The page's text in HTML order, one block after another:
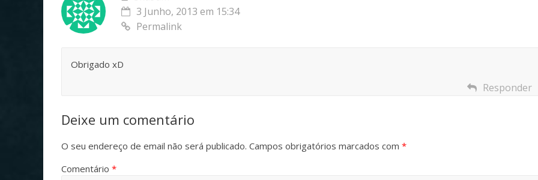
3 Junho, 2013 em 15:34
Permalink
Obrigado xD
Responder
Deixe um comentário
O seu endereço de email não será publicado. Campos obrigatórios marcados com *
Comentário *